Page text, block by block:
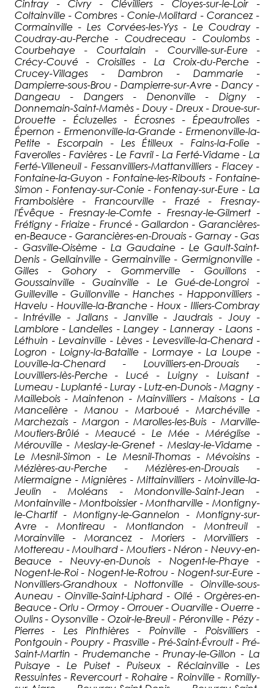
Cintray - Civry - Clévilliers - Cloyes-sur-le-Loir -
Coltainville - Combres - Conie-Molitard - Corancez -
Cormainville - Les Corvées-les-Yys - Le Coudray -
Coudray-au-Perche - Coudreceau - Coulombs -
Courbehaye - Courtalain - Courville-sur-Eure -
Crécy-Couvé - Croisilles - La Croix-du-Perche -
Crucey-Villages - Dambron - Dammarie -
Dampierre-sous-Brou - Dampierre-sur-Avre - Dancy -
Dangeau - Dangers - Denonville - Digny -
Donnemain-Saint-Mamès - Douy - Dreux - Droue-sur-
Drouette - Écluzelles - Écrosnes - Épeautrolles -
Épernon - Ermenonville-la-Grande - Ermenonville-la-
Petite - Escorpain - Les Étilleux - Fains-la-Folie -
Faverolles - Favières - Le Favril - La Ferté-Vidame - La
Ferté-Villeneuil - Fessanvilliers-Mattanvilliers - Flacey -
Fontaine-la-Guyon - Fontaine-les-Ribouts - Fontaine-
Simon - Fontenay-sur-Conie - Fontenay-sur-Eure - La
Framboisière - Francourville - Frazé - Fresnay-
l'Évêque - Fresnay-le-Comte - Fresnay-le-Gilmert -
Frétigny - Friaize - Fruncé - Gallardon - Garancières-
en-Beauce - Garancières-en-Drouais - Garnay - Gas
- Gasville-Oisème - La Gaudaine - Le Gault-Saint-
Denis - Gellainville - Germainville - Germignonville -
Gilles - Gohory - Gommerville - Gouillons -
Goussainville - Guainville - Le Gué-de-Longroi -
Guilleville - Guillonville - Hanches - Happonvilliers -
Havelu - Houville-la-Branche - Houx - Illiers-Combray
- Intréville - Jallans - Janville - Jaudrais - Jouy -
Lamblore - Landelles - Langey - Lanneray - Laons -
Léthuin - Levainville - Lèves - Levesville-la-Chenard -
Logron - Loigny-la-Bataille - Lormaye - La Loupe -
Louville-la-Chenard - Louvilliers-en-Drouais -
Louvilliers-lès-Perche - Lucé - Luigny - Luisant -
Lumeau - Luplanté - Luray - Lutz-en-Dunois - Magny -
Maillebois - Maintenon - Mainvilliers - Maisons - La
Mancelière - Manou - Marboué - Marchéville -
Marchezais - Margon - Marolles-les-Buis - Marville-
Moutiers-Brûlé - Meaucé - Le Mée - Méréglise -
Mérouville - Meslay-le-Grenet - Meslay-le-Vidame -
Le Mesnil-Simon - Le Mesnil-Thomas - Mévoisins -
Mézières-au-Perche - Mézières-en-Drouais -
Miermaigne - Mignières - Mittainvilliers - Moinville-la-
Jeulin - Moléans - Mondonville-Saint-Jean -
Montainville - Montboissier - Montharville - Montigny-
le-Chartif - Montigny-le-Gannelon - Montigny-sur-
Avre - Montireau - Montlandon - Montreuil -
Morainville - Morancez - Moriers - Morvilliers -
Mottereau - Moulhard - Moutiers - Néron - Neuvy-en-
Beauce - Neuvy-en-Dunois - Nogent-le-Phaye -
Nogent-le-Roi - Nogent-le-Rotrou - Nogent-sur-Eure -
Nonvilliers-Grandhoux - Nottonville - Oinville-sous-
Auneau - Oinville-Saint-Liphard - Ollé - Orgères-en-
Beauce - Orlu - Ormoy - Orrouer - Ouarville - Ouerre -
Oulins - Oysonville - Ozoir-le-Breuil - Péronville - Pézy -
Pierres - Les Pinthières - Poinville - Poisvilliers -
Pontgouin - Poupry - Prasville - Pré-Saint-Évroult - Pré-
Saint-Martin - Prudemanche - Prunay-le-Gillon - La
Puisaye - Le Puiset - Puiseux - Réclainville - Les
Ressuintes - Revercourt - Rohaire - Roinville - Romilly-